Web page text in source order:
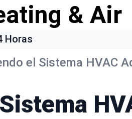
& Air
Horas
el Sistema HVAC